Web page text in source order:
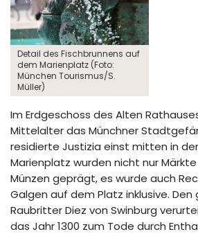
Detail des Fischbrunnens auf
dem Marienplatz (Foto:
München Tourismus/S.
Müller)
Im Erdgeschoss des Alten
Mittelalter das Münchner
residierte Justizia einst mitten in
Marienplatz wurden nicht nur
Münzen geprägt, es wurde auch
Galgen auf dem Platz inklusive.
Raubritter Diez von Swinburg
das Jahr 1300 zum Tode durch